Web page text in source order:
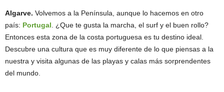
Algarve. Volvemos a la Península, aunque lo hacemos en otro
país: Portugal . ¿Que te gusta la marcha, el surf y el buen rollo?
Entonces esta zona de la costa portuguesa es tu destino ideal.
Descubre una cultura que es muy diferente de lo que piensas a la
nuestra y visita algunas de las playas y calas más sorprendentes
del mundo.